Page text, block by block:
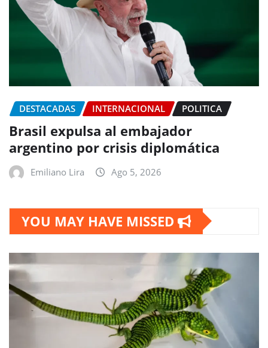
DESTACADAS INTERNACIONAL POLITICA
Brasil expulsa al embajador
argentino por crisis diplomática
Emiliano Lira Ago 5, 2026
YOU MAY HAVE MISSED